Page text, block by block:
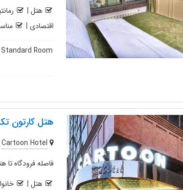
هتل |
اقتصادی |
Standard Room
هتل کارتون
Cartoon Hotel
فاصله فرودگاه تا هتل کارتون 30
هتل |